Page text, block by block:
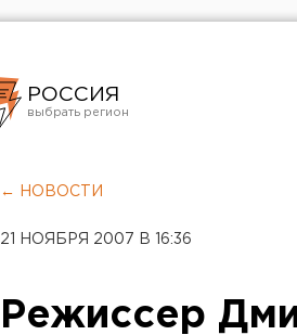
РОССИЯ
Челябинск
← НОВОСТИ
21 НОЯБРЯ 2007 В 16:36
Режиссер